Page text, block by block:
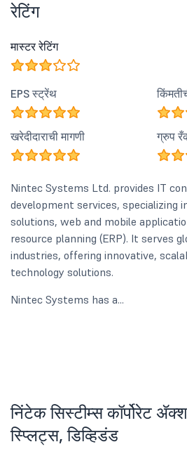
रेटिंग
मास्टर रेटिंग
EPS स्ट्रेंथ
खरेदीदाराची मागणी ग्रुप
Nintec Systems Ltd. provides IT
development services, specializing
solutions, web and mobile
resource planning (ERP). It serves
industries, offering innovative,
technology solutions.
Nintec Systems has a...
निंटेक सिस्टीम्स कॉर्पोरेट
स्प्लिट्स, डिव्हिडंड